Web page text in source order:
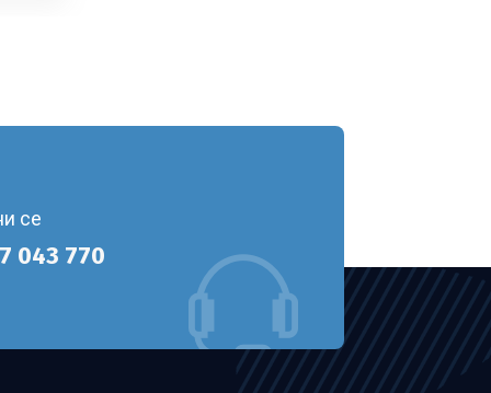
се
043 770